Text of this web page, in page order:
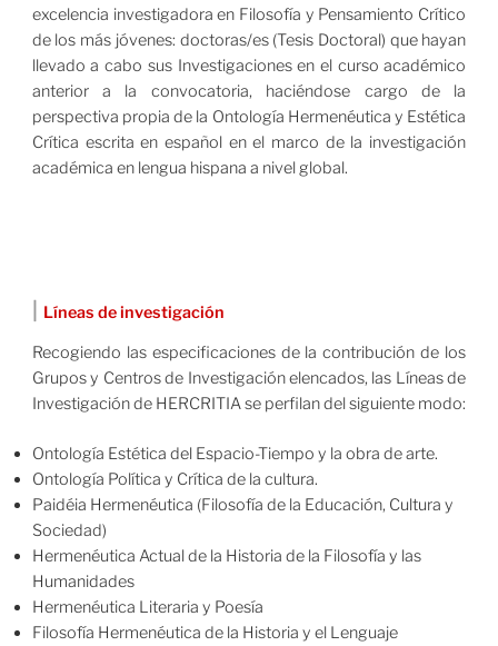
excelencia investigadora en Filosofía y Pensamiento Crítico
de los más jóvenes: doctoras/es (Tesis Doctoral) que hayan
llevado a cabo sus Investigaciones en el curso académico
anterior a la convocatoria, haciéndose cargo de la
perspectiva propia de la Ontología Hermenéutica y Estética
Crítica escrita en español en el marco de la investigación
académica en lengua hispana a nivel global.
Líneas de investigación
Recogiendo las especificaciones de la contribución de los
Grupos y Centros de Investigación elencados, las Líneas de
Investigación de HERCRITIA se perfilan del siguiente modo:
Ontología Estética del Espacio-Tiempo y la obra de arte.
Ontología Política y Crítica de la cultura.
Paidéia Hermenéutica (Filosofía de la Educación, Cultura y
Sociedad)
Hermenéutica Actual de la Historia de la Filosofía y las
Humanidades
Hermenéutica Literaria y Poesía
Filosofía Hermenéutica de la Historia y el Lenguaje